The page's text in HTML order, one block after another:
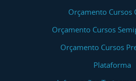
Orçamento Cursos
Orçamento Cursos
Orçamento Cursos
Plataforma